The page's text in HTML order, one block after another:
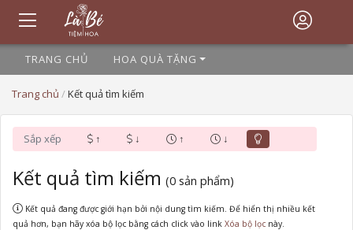
TRANG CHỦ HOA QUÀ TẶNG
Trang chủ /Kết quả tìm kiếm
Sắp xếp ↑ ↓ ↑ ↓
Kết quả tìm kiếm (0 sản phẩm)
Kết quả đang được giới hạn bởi nội dung tìm kiếm. Để hiển thị nhiều kết
quả hơn, bạn hãy xóa bộ lọc bằng cách click vào link Xóa bộ lọc này.